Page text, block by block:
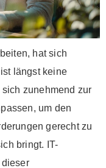
hat sich
längst keine
zunehmend zur
um den
gerecht zu
bringt. IT-
dieser